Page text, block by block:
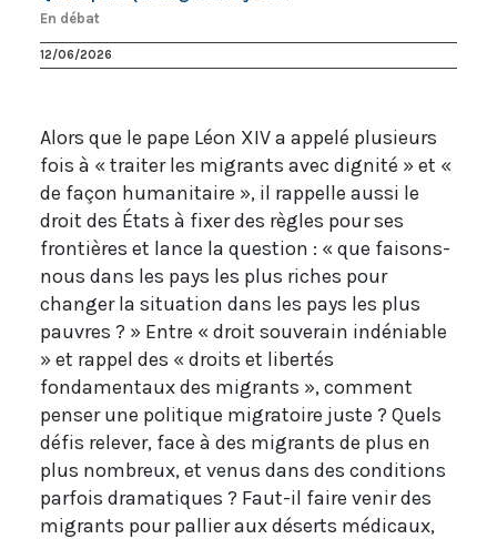
En débat
12/06/2026
Alors que le pape Léon XIV a appelé plusieurs
fois à « traiter les migrants avec dignité » et «
de façon humanitaire », il rappelle aussi le
droit des États à fixer des règles pour ses
frontières et lance la question : « que faisons-
nous dans les pays les plus riches pour
changer la situation dans les pays les plus
pauvres ? » Entre « droit souverain indéniable
» et rappel des « droits et libertés
fondamentaux des migrants », comment
penser une politique migratoire juste ? Quels
défis relever, face à des migrants de plus en
plus nombreux, et venus dans des conditions
parfois dramatiques ? Faut-il faire venir des
migrants pour pallier aux déserts médicaux,